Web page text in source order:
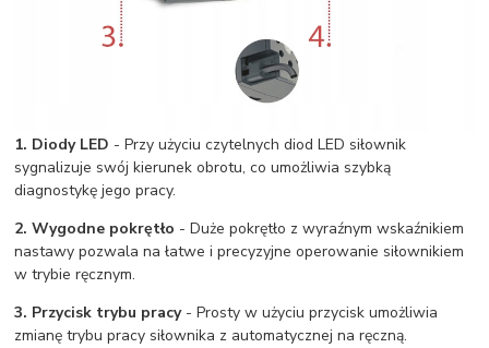
1. Diody LED - Przy użyciu czytelnych diod LED siłownik
sygnalizuje swój kierunek obrotu, co umożliwia szybką
diagnostykę jego pracy.
2. Wygodne pokrętło - Duże pokrętło z wyraźnym wskaźnikiem
nastawy pozwala na łatwe i precyzyjne operowanie siłownikiem
w trybie ręcznym.
3. Przycisk trybu pracy- Prosty w użyciu przycisk umożliwia
zmianę trybu pracy siłownika z automatycznej na ręczną.